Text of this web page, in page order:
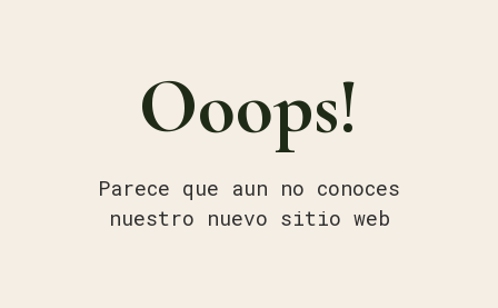
Ooops!
Parece que aun no conoces
nuestro nuevo sitio web